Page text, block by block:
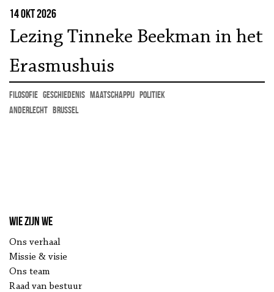
14 okt 2026
Lezing Tinneke Beekman in het
Erasmushuis
filosofie geschiedenis maatschappij politiek
Anderlecht Brussel
Wie zijn we
Ons verhaal
Missie & visie
Ons team
Raad van bestuur